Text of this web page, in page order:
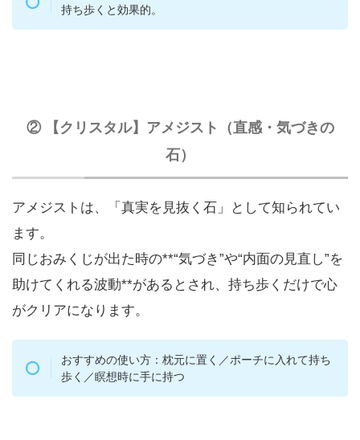
持ち歩くと効果的。
② 【クリスタル】アメジスト（直感・気づきの
石）
アメジストは、「真実を見抜く石」として知られてい
ます。
同じおみくじが出た時の**“気づき”や“内面の見直し”を
助けてくれる波動**があるとされ、持ち歩くだけで心
がクリアになります。
おすすめの使い方：枕元に置く／ポーチに入れて持ち
歩く／瞑想時に手に持つ